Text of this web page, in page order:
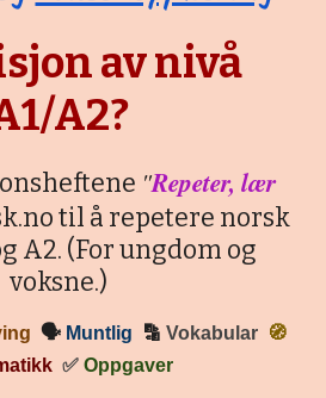
av nivå
A2?
"Repeter, lær
til å repetere norsk
A2. (For ungdom og
voksne.)
🗣 Muntlig 🔡 Vokabular
🧭
✅ Oppgaver